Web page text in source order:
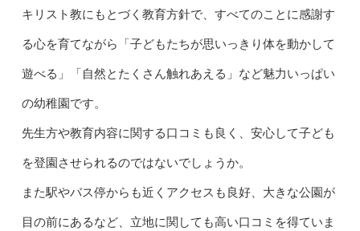
キリスト教にもとづく教育方針で、すべてのことに感謝す
る心を育てながら「子どもたちが思いっきり体を動かして
遊べる」「自然とたくさん触れあえる」など魅力いっぱい
の幼稚園です。
先生方や教育内容に関する口コミも良く、安心して子ども
を登園させられるのではないでしょうか。
また駅やバス停からも近くアクセスも良好、大きな公園が
目の前にあるなど、立地に関しても高い口コミを得ていま